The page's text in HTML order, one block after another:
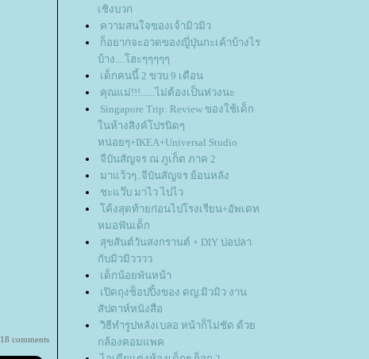
18 comments
เชิงบวก
ความสนใจของเจ้ามิวมิว
ก็อยากจะอวดของญี่ปุ่นกะเค้าบ้างไร
บ้าง....โฮะๆๆๆๆๆ
เด็กคนนี้ 2 ขวบ 9 เดือน
คุณแม่!!!......ไม่ต้องเป็นห่วงนะ
Singapore Trip: Review ของใช้เด็ก
นห้างสิงค์โปรนิดๆ
หน่อยๆ+IKEA+Universal Studio
จีบันสัญจร ณ ภูเก็ต ภาค 2
มาแว้วๆ..จีบันสัญจร ย้อนหลัง
ชะแว๊บ มาไว ไปไว
ค้งสุดท้ายก่อนไปโรงเรียน+อัพเดท
หมอฟันเด็ก
สุขสันต์วันสงกรานต์ + DIY บ่อปลา
กับมิวมิวววว
เด็กน้อยพันหน้า
เปิดถุงช็อปปิ้งของ ดญ.มิวมิว งาน
สัปดาห์หนังสือ
วิธีทำรูปหลังเบลอ หน้าก็ไม่ชัด ด้ว
กล้องคอมแพค